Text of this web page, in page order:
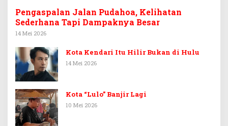
Pengaspalan Jalan Pudahoa, Kelihatan
Sederhana Tapi Dampaknya Besar
14 Mei 2026
Kota Kendari Itu Hilir Bukan di Hulu
14 Mei 2026
Kota “Lulo” Banjir Lagi
10 Mei 2026